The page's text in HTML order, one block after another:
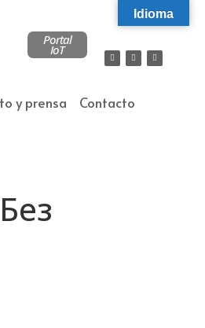
y prensa Contacto
Portal
IoT
Idioma